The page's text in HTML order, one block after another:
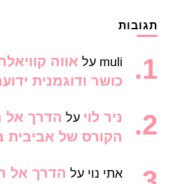
תגובות
muli על אווה
כושר ודוגמנית
ניר לוי על הדרך אל
הקורס של אביבית
אתי נוי על הדרך אל